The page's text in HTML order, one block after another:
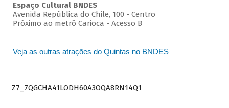
Espaço Cultural BNDES
Avenida República do Chile, 100 - Centro
Próximo ao metrô Carioca - Acesso B
Veja as outras atrações do Quintas no BNDES
Z7_7QGCHA41LODH60A3OQA8RN14Q1